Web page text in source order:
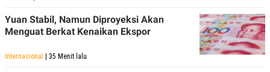
Yuan Stabil, Namun Diproyeksi Akan
Menguat Berkat Kenaikan Ekspor
Internasional | 35 Menit lalu